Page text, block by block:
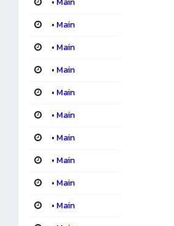
• Main
• Main
• Main
• Main
• Main
• Main
• Main
• Main
• Main